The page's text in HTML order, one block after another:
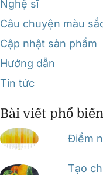
Nghệ sĩ
Câu chuyện màu
Cập nhật sản phẩm
Hướng dẫn
Tin tức
Bài viết phổ biến
Điểm
Tạo